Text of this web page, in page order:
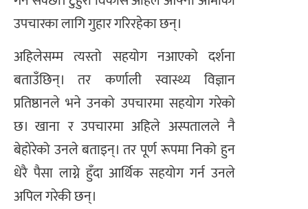
उपचारका लागि गुहार गरिरहेका छन्।
अहिलेसम्म त्यस्तो सहयोग नआएको दर्शना
बताउँछिन्। तर कर्णाली स्वास्थ्य विज्ञान
प्रतिष्ठानले भने उनको उपचारमा सहयोग गरेको
छ। खाना र उपचारमा अहिले अस्पतालले नै
बेहोरेको उनले बताइन्। तर पूर्ण रूपमा निको हुन
धेरै पैसा लाग्ने हुँदा आर्थिक सहयोग गर्न उनले
अपिल गरेकी छन्।